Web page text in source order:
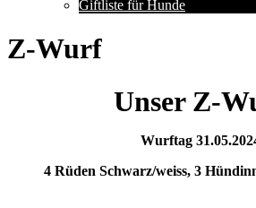
Giftliste für Hunde
Z-Wurf
Unser Z-
Wurftag
4 Rüden Schwarz/weiss, 3